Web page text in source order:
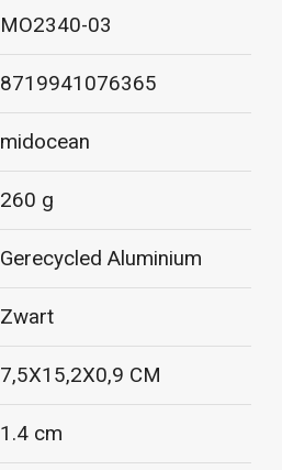
MO2340-03
8719941076365
midocean
260 g
Gerecycled Aluminium
Zwart
7,5X15,2X0,9 CM
1.4 cm